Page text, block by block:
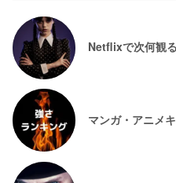
Netflixで次何観
マンガ・アニメ